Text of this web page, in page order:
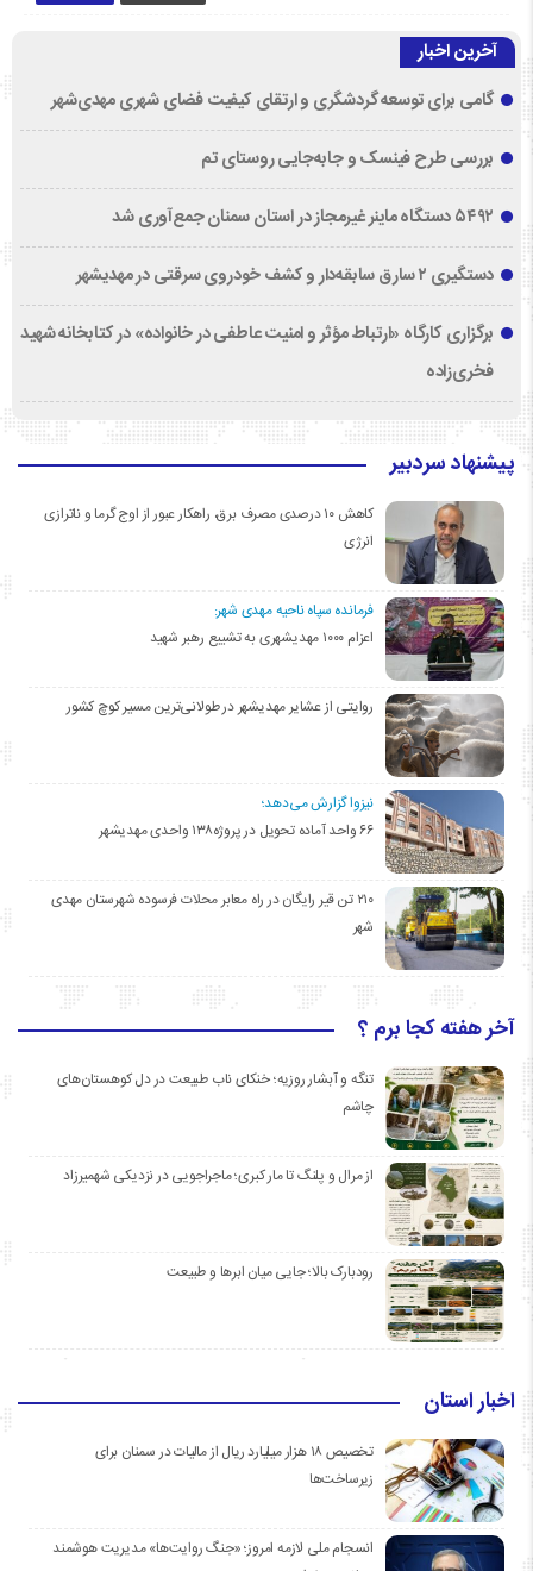
آخرین اخبار
گامی برای توسعه گردشگری و ارتقای کیفیت فضای شهری مهدی‌شهر
بررسی طرح فینسک و جابه‌جایی روستای تم
۵۴۹۲ دستگاه ماینر غیرمجاز در استان سمنان جمع‌آوری شد
دستگیری ۲ سارق سابقه‌دار و کشف خودروی سرقتی در مهدیشهر
برگزاری کارگاه «ارتباط مؤثر و امنیت عاطفی در خانواده» در کتابخانه شهید
فخری‌زاده
پیشنهاد سردبیر
کاهش ۱۰ درصدی مصرف برق، راهکار عبور از اوج گرما و ناترازی
انرژی
فرمانده سپاه ناحیه مهدی شهر:
اعزام ۱۰۰۰ مهدیشهری به تشییع رهبر شهید
روایتی از عشایر مهدیشهر در طولانی‌ترین مسیر کوچ کشور
نیزوا گزارش می‌دهد؛
۶۶ واحد آماده تحویل در پروژه۱۳۸ واحدی مهدیشهر
۲۱۰ تن قیر رایگان در راه معابر محلات فرسوده شهرستان مهدی
شهر
آخر هفته کجا برم ؟
تنگه و آبشار روزیه؛ خنکای ناب طبیعت در دل کوهستان‌های
چاشم
از مرال و پلنگ تا مار کبری؛ ماجراجویی در نزدیکی شهمیرزاد
رودبارک بالا؛ جایی میان ابرها و طبیعت
اخبار استان
تخصیص ۱۸ هزار میلیارد ریال از مالیات در سمنان برای
زیرساخت‌ها
انسجام ملی لازمه امروز؛ «جنگ روایت‌ها» مدیریت هوشمند